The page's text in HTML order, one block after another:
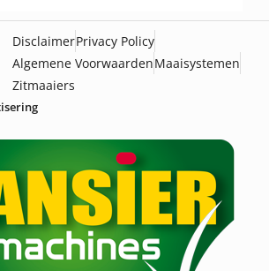
DisclaimerPrivacy Policy
Algemene VoorwaardenMaaisystemen
Zitmaaiers